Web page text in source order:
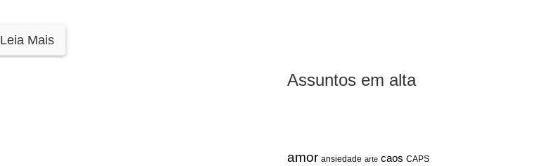
Assuntos em alta
amor ansiedade arte caos CAPS
Leia Mais